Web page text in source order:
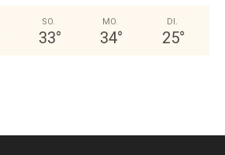
SO.
33°
MO.
34°
DI.
25°